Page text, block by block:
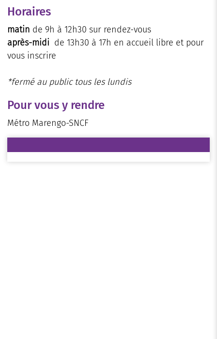
Horaires
matin de 9h à 12h30 sur rendez-vous
après-midi de 13h30 à 17h en accueil libre et pour
vous inscrire
*fermé au public tous les lundis
Pour vous y rendre
Métro Marengo-SNCF